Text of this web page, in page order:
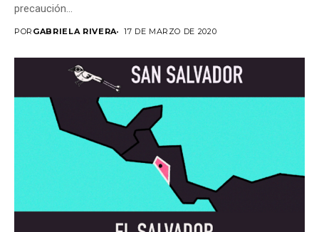
precaución...
POR GABRIELA RIVERA 17 DE MARZO DE 2020